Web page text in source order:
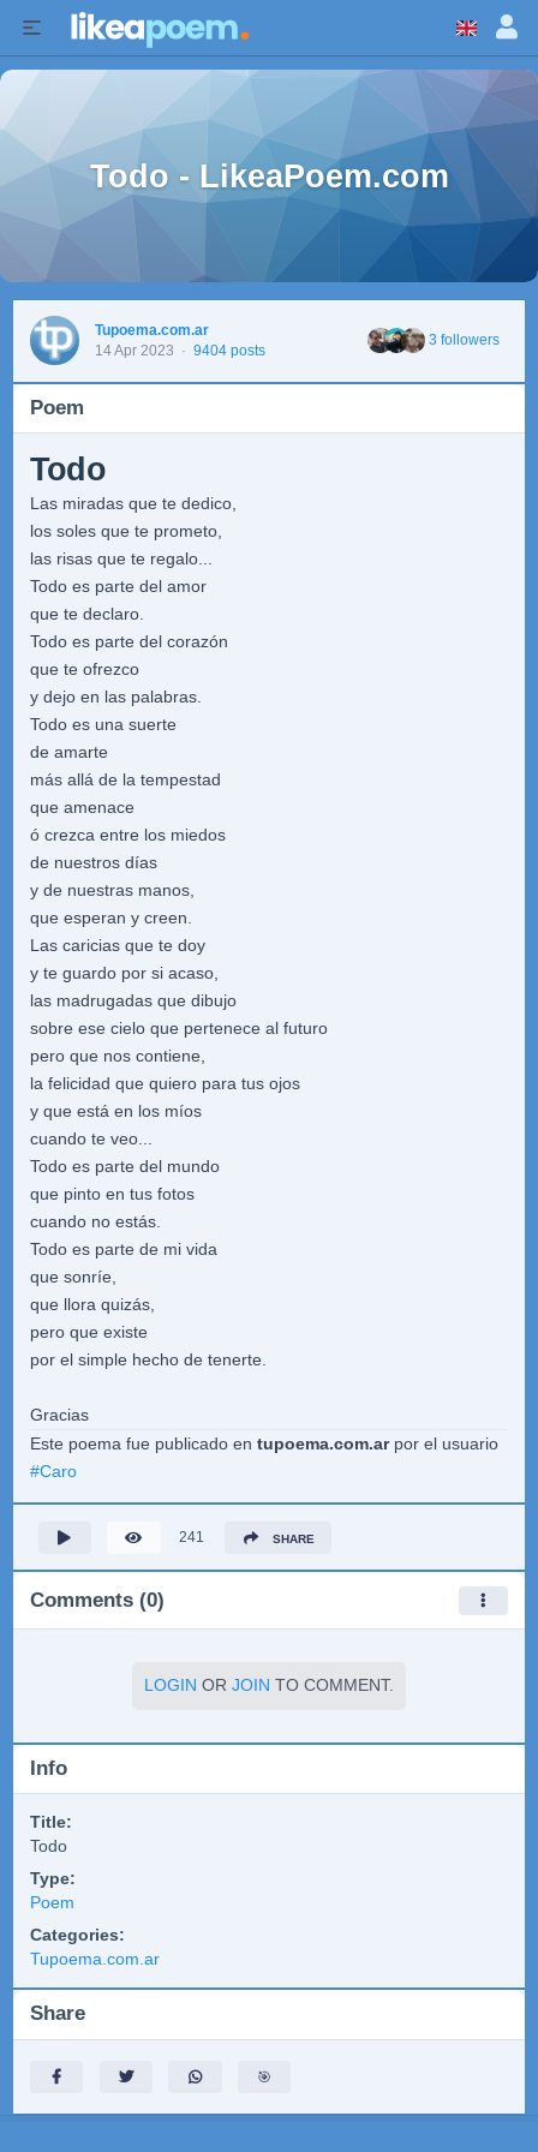
Todo - LikeaPoem.com
Tupoema.com.ar
14 Apr 2023 · 9404 posts
3 followers
Poem
Todo
Las miradas que te dedico,
los soles que te prometo,
las risas que te regalo...
Todo es parte del amor
que te declaro.
Todo es parte del corazón
que te ofrezco
y dejo en las palabras.
Todo es una suerte
de amarte
más allá de la tempestad
que amenace
ó crezca entre los miedos
de nuestros días
y de nuestras manos,
que esperan y creen.
Las caricias que te doy
y te guardo por si acaso,
las madrugadas que dibujo
sobre ese cielo que pertenece al futuro
pero que nos contiene,
la felicidad que quiero para tus ojos
y que está en los míos
cuando te veo...
Todo es parte del mundo
que pinto en tus fotos
cuando no estás.
Todo es parte de mi vida
que sonríe,
que llora quizás,
pero que existe
por el simple hecho de tenerte.
Gracias
Este poema fue publicado en tupoema.com.arpor el usuario
#Caro
241 SHARE
Comments (0)
LOGIN OR JOIN TO COMMENT.
Info
Title:
Todo
Type:
Poem
Categories:
Tupoema.com.ar
Share
🎯